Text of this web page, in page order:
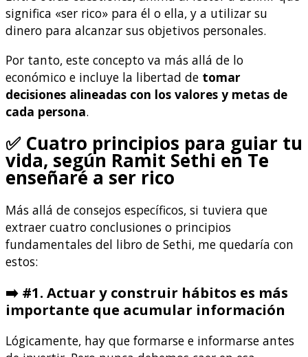
significa «ser rico» para él o ella, y a utilizar su
dinero para alcanzar sus objetivos personales.
Por tanto, este concepto va más allá de lo
económico e incluye la libertad de tomar
decisiones alineadas con los valores y metas de
cada persona.
✅Cuatro principios para guiar tu
vida, según Ramit Sethi en Te
enseñaré a ser rico
Más allá de consejos específicos, si tuviera que
extraer cuatro conclusiones o principios
fundamentales del libro de Sethi, me quedaría con
estos:
➡️ #1. Actuar y construir hábitos es más
importante que acumular información
Lógicamente, hay que formarse e informarse antes